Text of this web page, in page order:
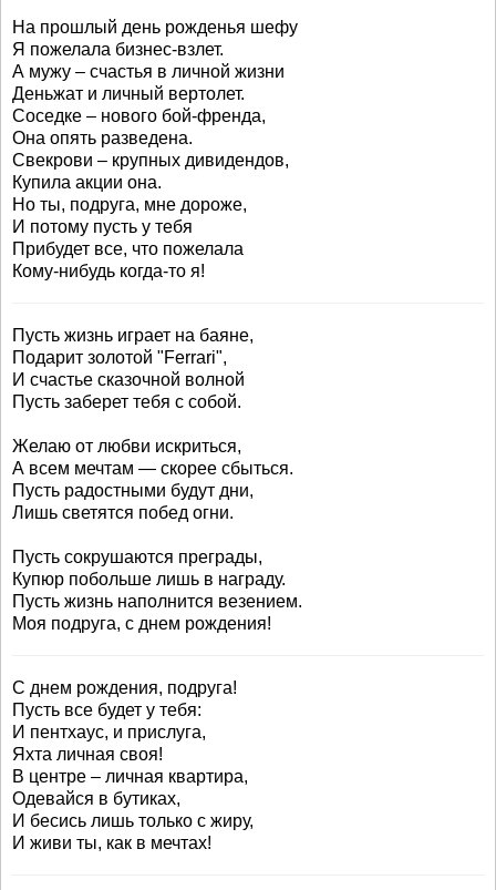
На прошлый день рожденья шефу
Я пожелала бизнес-взлет.
А мужу – счастья в личной жизни
Деньжат и личный вертолет.
Соседке – нового бой-френда,
Она опять разведена.
Свекрови – крупных дивидендов,
Купила акции она.
Но ты, подруга, мне дороже,
И потому пусть у тебя
Прибудет все, что пожелала
Кому-нибудь когда-то я!
Пусть жизнь играет на баяне,
Подарит золотой "Ferrari",
И счастье сказочной волной
Пусть заберет тебя с собой.
Желаю от любви искриться,
А всем мечтам — скорее сбыться.
Пусть радостными будут дни,
Лишь светятся побед огни.
Пусть сокрушаются преграды,
Купюр побольше лишь в награду.
Пусть жизнь наполнится везением.
Моя подруга, с днем рождения!
С днем рождения, подруга!
Пусть все будет у тебя:
И пентхаус, и прислуга,
Яхта личная своя!
В центре – личная квартира,
Одевайся в бутиках,
И бесись лишь только с жиру,
И живи ты, как в мечтах!